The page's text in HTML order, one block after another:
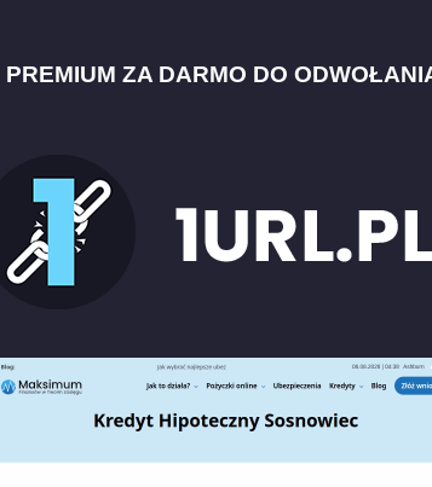
PREMIUM ZA DARMO DO